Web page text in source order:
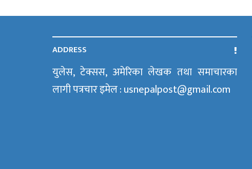
ADDRESS
युलेस, टेक्सस, अमेरिका लेखक तथा समाचारका
लागी पत्रचार इमेल : usnepalpost@gmail.com